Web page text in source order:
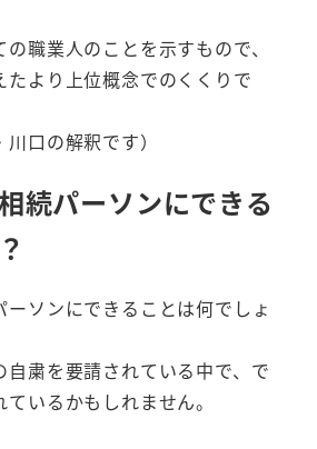
職業人のことを示すもので、
たより上位概念でのくくりで
川口の解釈です）
続パーソンにできる
ソンにできることは何でしょ
自粛を要請されている中で、で
いるかもしれません。